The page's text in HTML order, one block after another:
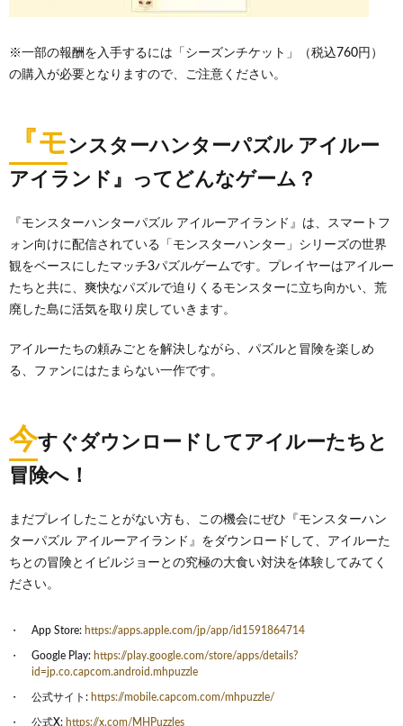
※一部の報酬を入手するには「シーズンチケット」（税込760円）
の購入が必要となりますので、ご注意ください。
『モンスターハンターパズル アイルー
アイランド』ってどんなゲーム？
『モンスターハンターパズル アイルーアイランド』は、スマートフ
ォン向けに配信されている「モンスターハンター」シリーズの世界
観をベースにしたマッチ3パズルゲームです。プレイヤーはアイルー
たちと共に、爽快なパズルで迫りくるモンスターに立ち向かい、荒
廃した島に活気を取り戻していきます。
アイルーたちの頼みごとを解決しながら、パズルと冒険を楽しめ
る、ファンにはたまらない一作です。
今すぐダウンロードしてアイルーたちと
冒険へ！
まだプレイしたことがない方も、この機会にぜひ『モンスターハン
ターパズル アイルーアイランド』をダウンロードして、アイルーた
ちとの冒険とイビルジョーとの究極の大食い対決を体験してみてく
ださい。
App Store: https://apps.apple.com/jp/app/id1591864714
Google Play: https://play.google.com/store/apps/details?
id=jp.co.capcom.android.mhpuzzle
公式サイト: https://mobile.capcom.com/mhpuzzle/
公式X: https://x.com/MHPuzzles